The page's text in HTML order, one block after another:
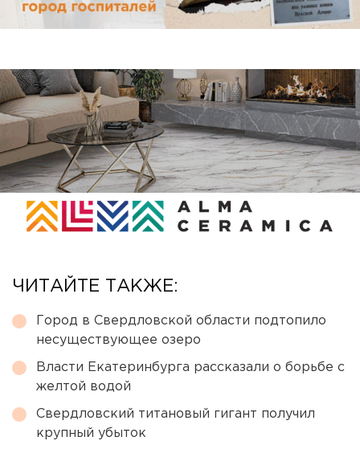
ЧИТАЙТЕ ТАКЖЕ:
Город в Свердловской области подтопило
несуществующее озеро
Власти Екатеринбурга рассказали о борьбе с
желтой водой
Свердловский титановый гигант получил
крупный убыток